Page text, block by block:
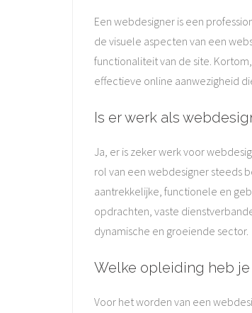
Een webdesigner is een
de visuele aspecten van een
functionaliteit van de site.
effectieve online aanwezigheid
Is er werk als
Ja, er is zeker werk voor
rol van een webdesigner steeds
aantrekkelijke, functionele en
opdrachten, vaste
dynamische en groeiende sector.
Welke opleiding heb
Voor het worden van een